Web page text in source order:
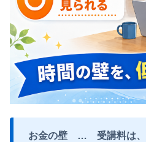
お金の壁 … 受講料は、